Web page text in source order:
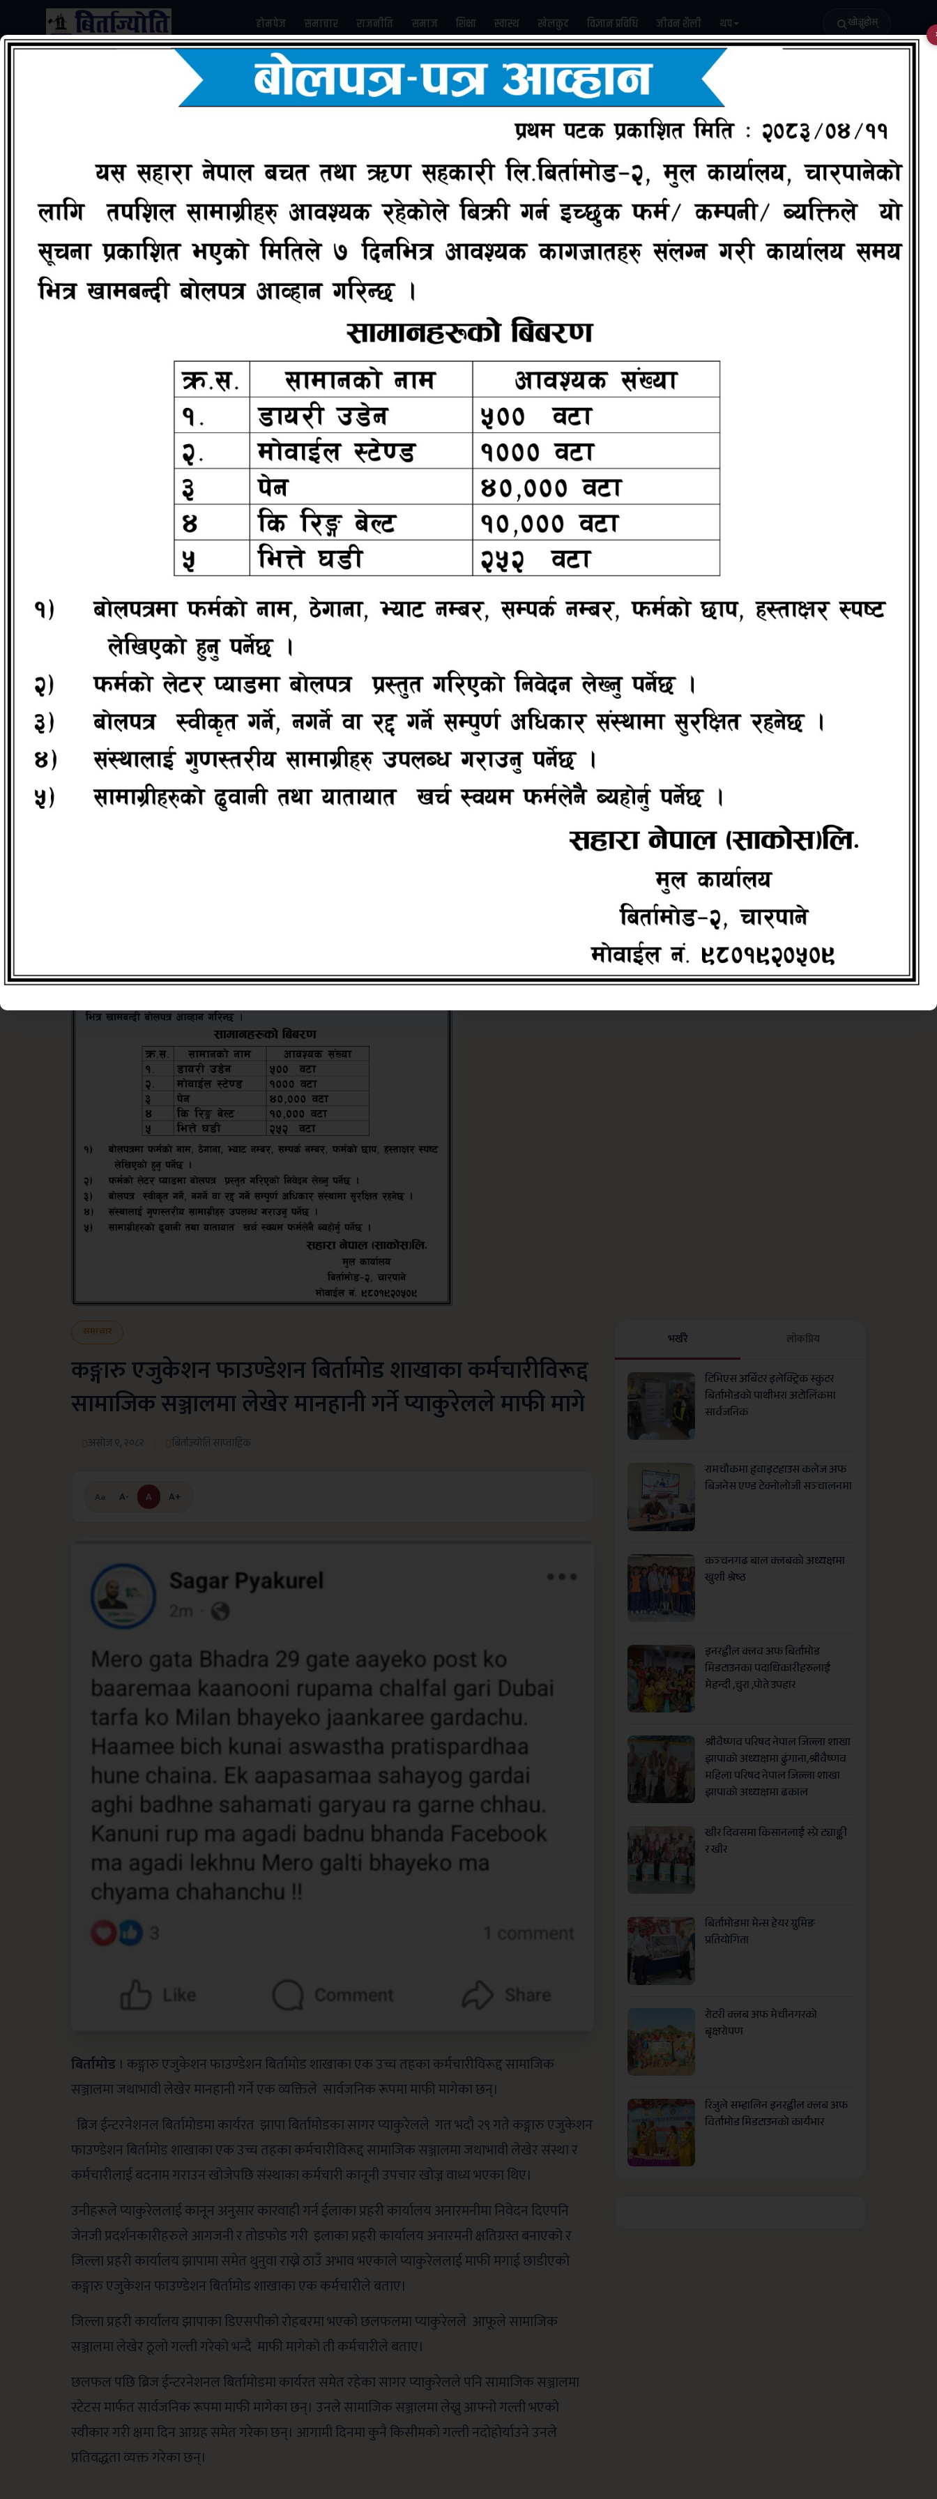
होमपेज समाचार राजनीति समाज शिक्षा स्वास्थ खेलकुद विज्ञान प्रविधि जीवन शैली थप खोज्नुहोस्
Subscribe us on Youtube
समाचार
कङ्गारु एजुकेशन फाउण्डेशन बिर्तामोड शाखाका कर्मचारीविरूद्द
सामाजिक सञ्जालमा लेखेर मानहानी गर्ने प्याकुरेलले माफी मागे
असोज ९, २०८२ बिर्ताज्योति साप्ताहिक
Aa A- A A+
बिर्तामोड । कङ्गारु एजुकेशन फाउण्डेशन बिर्तामोड शाखाका एक उच्च तहका कर्मचारीविरूद्द सामाजिक
सञ्जालमा जथाभावी लेखेर मानहानी गर्ने एक व्यक्तिले सार्वजनिक रूपमा माफी मागेका छन्।
ब्रिज ईन्टरनेशनल बिर्तामोडमा कार्यरत झापा बिर्तामोडका सागर प्याकुरेलले गत भदौ २९ गते कङ्गारु एजुकेशन
फाउण्डेशन बिर्तामोड शाखाका एक उच्च तहका कर्मचारीविरूद्द सामाजिक सञ्जालमा जथाभावी लेखेर संस्था र
कर्मचारीलाई बदनाम गराउन खोजेपछि संस्थाका कर्मचारी कानूनी उपचार खोज्न वाध्य भएका थिए।
उनीहरूले प्याकुरेललाई कानून अनुसार कारवाही गर्न ईलाका प्रहरी कार्यालय अनारमनीमा निवेदन दिएपनि
जेनजी प्रदर्शनकारीहरुले आगजनी र तोडफोड गरी इलाका प्रहरी कार्यालय अनारमनी क्षतिग्रस्त बनाएको र
जिल्ला प्रहरी कार्यालय झापामा समेत थुनुवा राख्ने ठाउँ अभाव भएकाले प्याकुरेललाई माफी मगाई छाडीएको
कङ्गारु एजुकेशन फाउण्डेशन बिर्तामोड शाखाका एक कर्मचारीले बताए।
जिल्ला प्रहरी कार्यालय झापाका डिएसपीको रोहबरमा भएको छलफलमा प्याकुरेलले आफूले सामाजिक
सञ्जालमा लेखेर ठूलो गल्ती गरेको भन्दै माफी मागेको ती कर्मचारीले बताए।
छलफल पछि ब्रिज ईन्टरनेशनल बिर्तामोडमा कार्यरत समेत रहेका सागर प्याकुरेलले पनि सामाजिक सञ्जालमा
स्टेटस मार्फत सार्वजनिक रूपमा माफी मागेका छन्। उनले सामाजिक सञ्जालमा लेख्नु आफ्नो गल्ती भएको
स्वीकार गरी क्षमा दिन आग्रह समेत गरेका छन्। आगामी दिनमा कुनै किसीमको गल्ती नदोहोर्याउने उनले
प्रतिवद्धता व्यक्त गरेका छन्।
भर्खरै लाेकप्रिय
टिभिएस अर्बिटर इलेक्ट्रिक स्कुटर
बिर्तामोडको पाथीभरा अटोलिंकमा
सार्वजनिक
रामचौकमा हृवाइटहाउस कलेज अफ
बिजनेस एण्ड टेक्नोलोजी सञ्चालनमा
कञ्चनगढ बाल क्लबको अध्यक्षमा
खुशी श्रेष्ठ
इनरह्वील क्लव अफ बिर्तामोड
मिडटाउनका पदाधिकारीहरुलाई
मेहन्दी ,चुरा ,पोते उपहार
श्रीवैष्णव परिषद नेपाल जिल्ला शाखा
झापाको अध्यक्षमा ढुंगाना,श्रीवैष्णव
महिला परिषद नेपाल जिल्ला शाखा
झापाको अध्यक्षमा ढकाल
खीर दिवसमा किसानलाई स्प्रे ट्याङ्की
र खीर
बिर्तामोडमा मेन्स हेयर ग्रुमिङ
प्रतियोगिता
रोटरी क्लब अफ मेचीनगरको
बृक्षरोपण
रिजुले सम्हालिन इनरह्वील क्लब अफ
विर्तामोड मिडटाउनको कार्यभार